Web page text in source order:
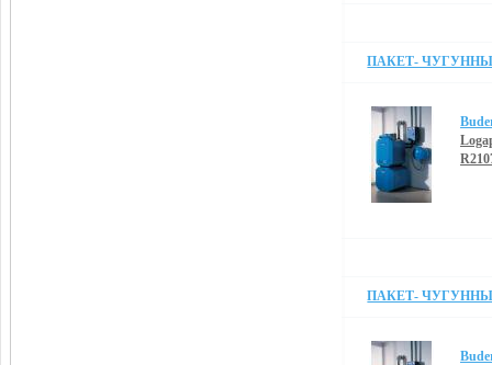
ПАКЕТ- ЧУГУННЫЙ
ПАКЕТ- ЧУГУННЫЙ